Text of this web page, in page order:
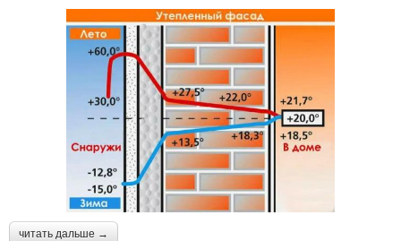
читать дальше →